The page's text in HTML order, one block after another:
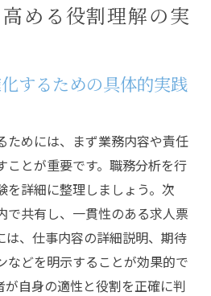
める役割理解の実
するための具体的実践
ためには、まず業務内容や責任
ことが重要です。職務分析を行
を詳細に整理しましょう。次
で共有し、一貫性のある求人票
は、仕事内容の詳細説明、期待
などを明示することが効果的で
が自身の適性と役割を正確に判